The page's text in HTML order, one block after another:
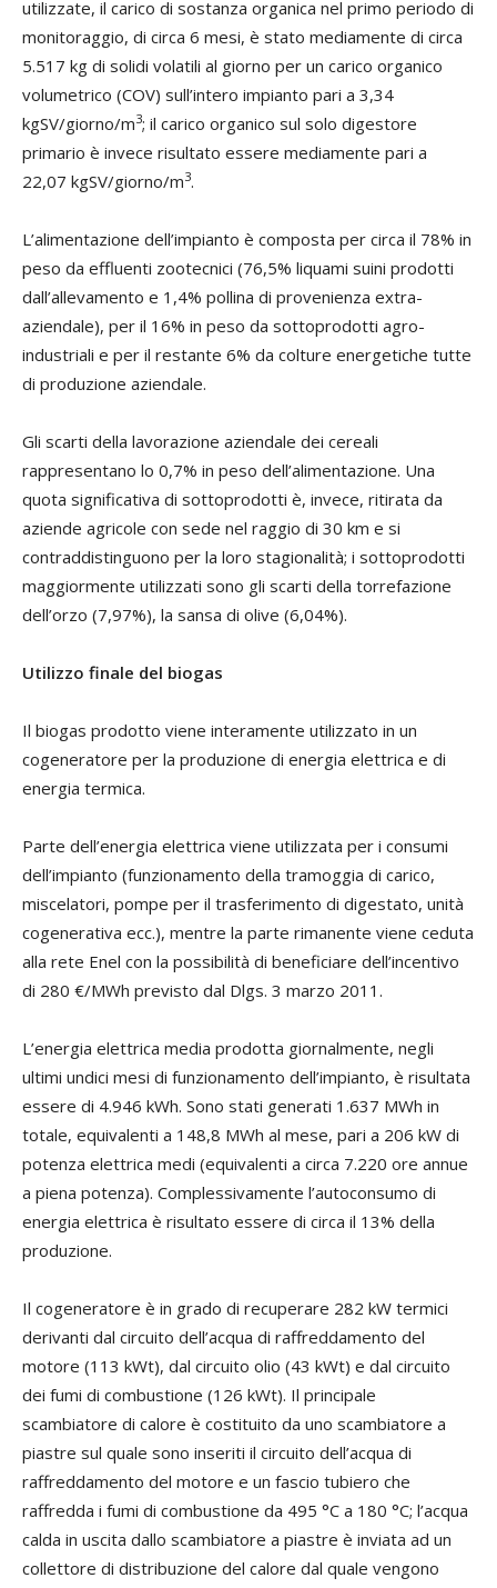
utilizzate, il carico di sostanza organica nel primo periodo di
monitoraggio, di circa 6 mesi, è stato mediamente di circa
5.517 kg di solidi volatili al giorno per un carico organico
volumetrico (COV) sull’intero impianto pari a 3,34
kgSV/giorno/m3; il carico organico sul solo digestore
primario è invece risultato essere mediamente pari a
22,07 kgSV/giorno/m3.
L’alimentazione dell’impianto è composta per circa il 78% in
peso da effluenti zootecnici (76,5% liquami suini prodotti
dall’allevamento e 1,4% pollina di provenienza extra-
aziendale), per il 16% in peso da sottoprodotti agro-
industriali e per il restante 6% da colture energetiche tutte
di produzione aziendale.
Gli scarti della lavorazione aziendale dei cereali
rappresentano lo 0,7% in peso dell’alimentazione. Una
quota significativa di sottoprodotti è, invece, ritirata da
aziende agricole con sede nel raggio di 30 km e si
contraddistinguono per la loro stagionalità; i sottoprodotti
maggiormente utilizzati sono gli scarti della torrefazione
dell’orzo (7,97%), la sansa di olive (6,04%).
Utilizzo finale del biogas
Il biogas prodotto viene interamente utilizzato in un
cogeneratore per la produzione di energia elettrica e di
energia termica.
Parte dell’energia elettrica viene utilizzata per i consumi
dell’impianto (funzionamento della tramoggia di carico,
miscelatori, pompe per il trasferimento di digestato, unità
cogenerativa ecc.), mentre la parte rimanente viene ceduta
alla rete Enel con la possibilità di beneficiare dell’incentivo
di 280 €/MWh previsto dal Dlgs. 3 marzo 2011.
L’energia elettrica media prodotta giornalmente, negli
ultimi undici mesi di funzionamento dell’impianto, è risultata
essere di 4.946 kWh. Sono stati generati 1.637 MWh in
totale, equivalenti a 148,8 MWh al mese, pari a 206 kW di
potenza elettrica medi (equivalenti a circa 7.220 ore annue
a piena potenza). Complessivamente l’autoconsumo di
energia elettrica è risultato essere di circa il 13% della
produzione.
Il cogeneratore è in grado di recuperare 282 kW termici
derivanti dal circuito dell’acqua di raffreddamento del
motore (113 kWt), dal circuito olio (43 kWt) e dal circuito
dei fumi di combustione (126 kWt). Il principale
scambiatore di calore è costituito da uno scambiatore a
piastre sul quale sono inseriti il circuito dell’acqua di
raffreddamento del motore e un fascio tubiero che
raffredda i fumi di combustione da 495 °C a 180 °C; l’acqua
calda in uscita dallo scambiatore a piastre è inviata ad un
collettore di distribuzione del calore dal quale vengono